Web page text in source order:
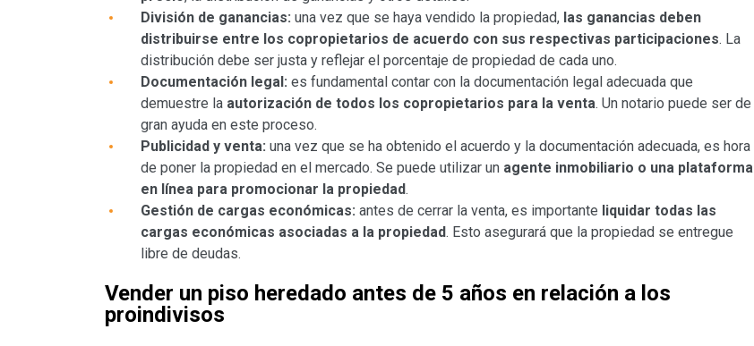
División de ganancias: una vez que se haya vendido la propiedad, las ganancias deben
distribuirse entre los copropietarios de acuerdo con sus respectivas participaciones. La
distribución debe ser justa y reflejar el porcentaje de propiedad de cada uno.
Documentación legal: es fundamental contar con la documentación legal adecuada que
demuestre la autorización de todos los copropietarios para la venta. Un notario puede ser de
gran ayuda en este proceso.
Publicidad y venta: una vez que se ha obtenido el acuerdo y la documentación adecuada, es hora
de poner la propiedad en el mercado. Se puede utilizar un agente inmobiliario o una plataforma
en línea para promocionar la propiedad.
Gestión de cargas económicas: antes de cerrar la venta, es importante liquidar todas las
cargas económicas asociadas a la propiedad. Esto asegurará que la propiedad se entregue
libre de deudas.
Vender un piso heredado antes de 5 años en relación a los
proindivisos